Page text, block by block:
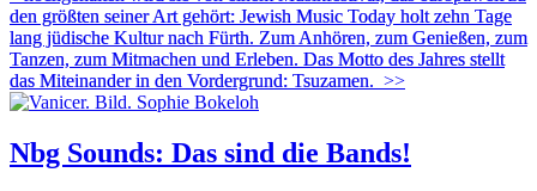
den größten seiner Art gehört: Jewish Music Today holt zehn Tage
lang jüdische Kultur nach Fürth. Zum Anhören, zum Genießen, zum
Tanzen, zum Mitmachen und Erleben. Das Motto des Jahres stellt
das Miteinander in den Vordergrund: Tsuzamen. >>
Nbg Sounds: Das sind die Bands!